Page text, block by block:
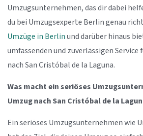
Umzugsunternehmen, das dir dabei
du bei Umzugsexperte Berlin genau
Umzüge in Berlinund darüber hinaus
umfassenden und zuverlässigen Service
nach San Cristóbal de la Laguna.
Was macht ein seriöses
Umzug nach San Cristóbal de la
Ein seriöses Umzugsunternehmen wie